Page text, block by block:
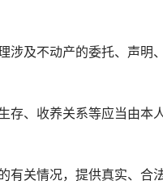
及不动产的委托、声明
、收养关系等应当由本
关情况，提供真实、合法